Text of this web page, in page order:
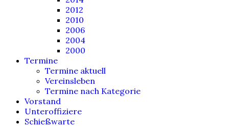
2012
2010
2006
2004
2000
Termine
Termine aktuell
Vereinsleben
Termine nach Kategorie
Vorstand
Unteroffiziere
Schießwarte